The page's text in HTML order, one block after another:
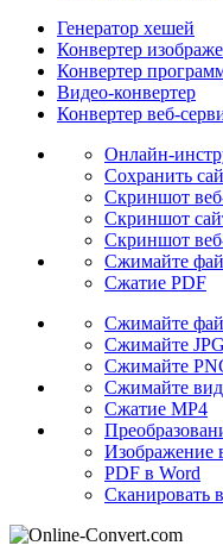
Генератор хешей
Конвертер
Конвертер
Видео-конвертер
Конвертер веб-
Онлайн-
Сохранить
Скриншот
Скриншот
Скриншот
Сжимайте
Сжатие PDF
Сжимайте
Сжимайте JPG
Сжимайте
Сжимайте
Сжатие MP4
Изображение
PDF в Word
Сканировать